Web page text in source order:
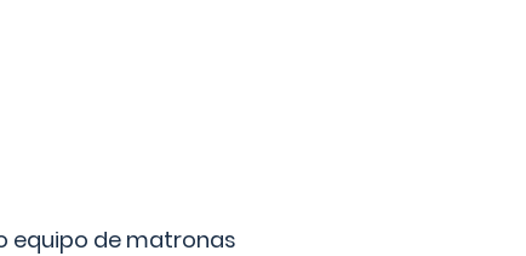
equipo de matronas